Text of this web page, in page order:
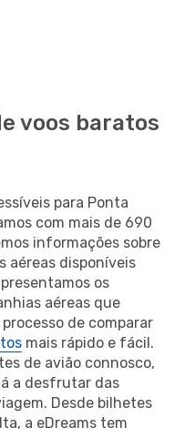
voos baratos
para Ponta
com mais de 690
informações sobre
aéreas disponíveis
os
aéreas que
de comparar
mais rápido e fácil.
de avião connosco,
a desfrutar das
Desde bilhetes
a eDreams tem